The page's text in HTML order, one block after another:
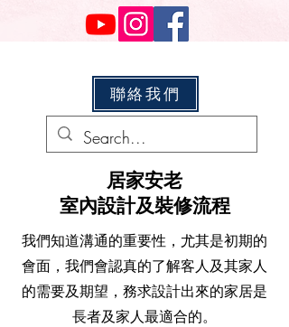
聯絡我們
​居家安老
室內設計及裝修流程
我們知道溝通的重要性，尤其是初期的
會面，我們會認真的了解客人及其家人
的需要及期望，務求設計出來的家居是
長者及家人最適合的。